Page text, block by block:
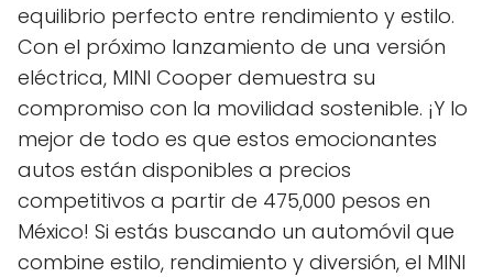
equilibrio perfecto entre rendimiento y estilo.
Con el próximo lanzamiento de una versión
eléctrica, MINI Cooper demuestra su
compromiso con la movilidad sostenible. ¡Y lo
mejor de todo es que estos emocionantes
autos están disponibles a precios
competitivos a partir de 475,000 pesos en
México! Si estás buscando un automóvil que
combine estilo, rendimiento y diversión, el MINI